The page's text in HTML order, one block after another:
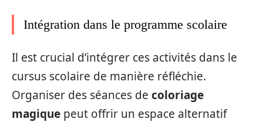
Intégration dans le programme scolaire
Il est crucial d’intégrer ces activités dans le
cursus scolaire de manière réfléchie.
Organiser des séances de coloriage
magique peut offrir un espace alternatif